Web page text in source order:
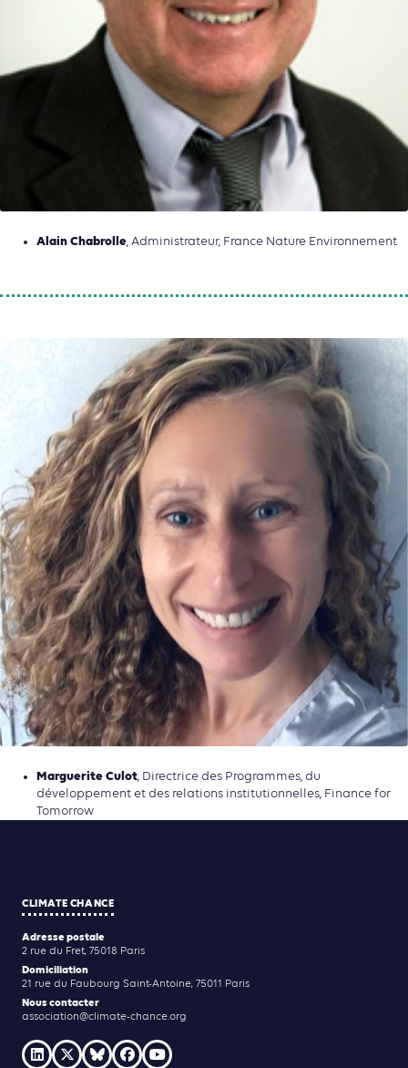
Alain Chabrolle, Administrateur, France Nature Environnement
Marguerite Culot, Directrice des Programmes, du
développement et des relations institutionnelles, Finance for
Tomorrow
CLIMATE CHANCE
Adresse postale
2 rue du Fret, 75018 Paris
Domiciliation
21 rue du Faubourg Saint-Antoine, 75011 Paris
Nous contacter
association@climate-chance.org